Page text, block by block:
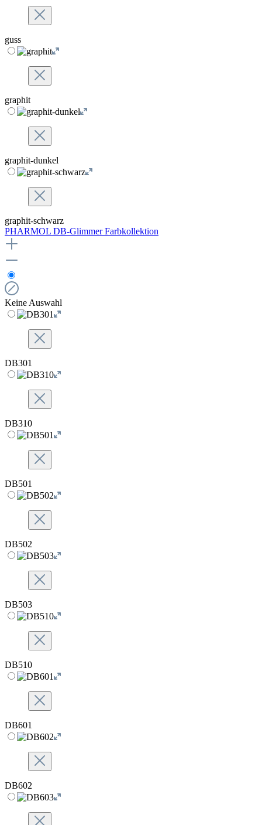
guss
graphit
graphit-dunkel
graphit-schwarz
PHARMOL DB-Glimmer Farbkollektion
Keine Auswahl
DB301
DB310
DB501
DB502
DB503
DB510
DB601
DB602